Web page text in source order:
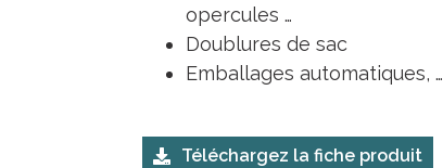
opercules …
Doublures de sac
Emballages automatiques, …
Téléchargez la fiche produit